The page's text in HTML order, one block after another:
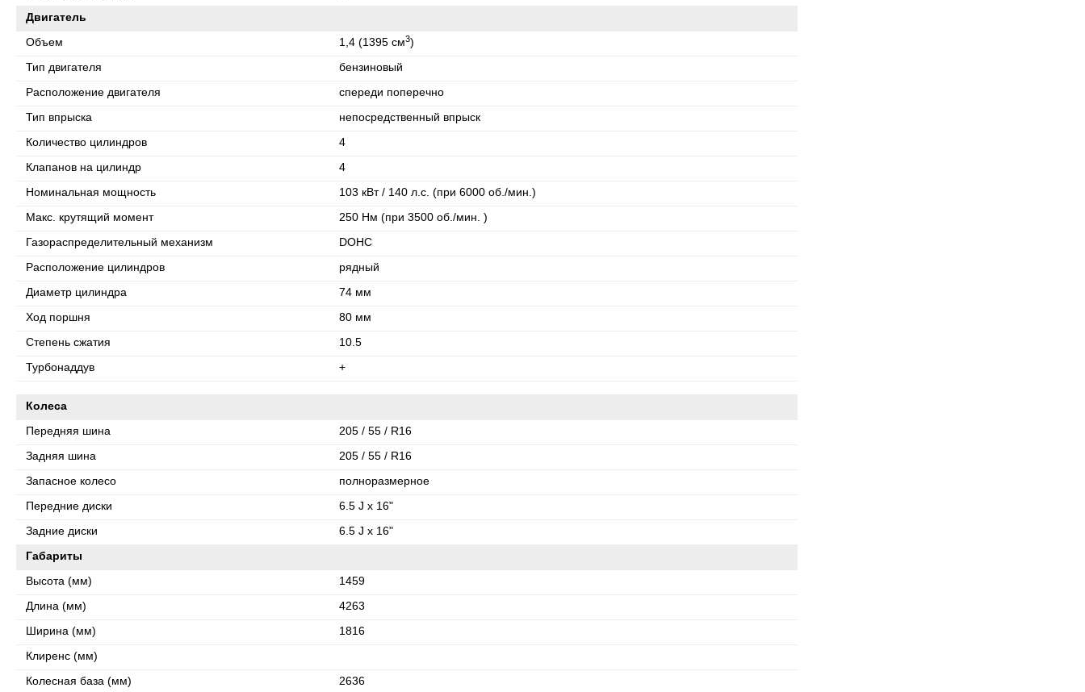
Двигатель
Объем 1,4 (1395 см3)
Тип двигателя бензиновый
Расположение двигателя спереди поперечно
Тип впрыска непосредственный впрыск
Количество цилиндров 4
Клапанов на цилиндр 4
Номинальная мощность 103 кВт / 140 л.с. (при 6000 об./мин.)
Макс. крутящий момент 250 Нм (при 3500 об./мин. )
Газораспределительный механизм DOHC
Расположение цилиндров рядный
Диаметр цилиндра 74 мм
Ход поршня 80 мм
Степень сжатия 10.5
Турбонаддув +
Колеса
Передняя шина 205 / 55 / R16
Задняя шина 205 / 55 / R16
Запасное колесо полноразмерное
Передние диски 6.5 J x 16"
Задние диски 6.5 J x 16"
Габариты
Высота (мм) 1459
Длина (мм) 4263
Ширина (мм) 1816
Клиренс (мм)
Колесная база (мм) 2636